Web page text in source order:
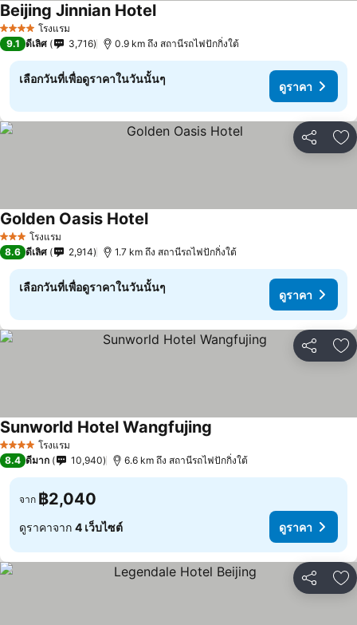
4 ดาว โรงแรม
Beijing Jinnian Hotelดูราคา
9.1 ดีเลิศ 3,716 0.9 km ถึง สถานีรถไฟปักกิ่งใต้
เลือกวันที่เพื่อดูราคาในวันนั้นๆ
ดูราคา
แชร์ เ
3 ดาว โรงแรม
Golden Oasis Hotelดูราคา
8.6 ดีเลิศ 2,914 1.7 km ถึง สถานีรถไฟปักกิ่งใต้
เลือกวันที่เพื่อดูราคาในวันนั้นๆ
ดูราคา
แชร์ เ
4 ดาว โรงแรม
Sunworld Hotel Wangfujing
8.4 ดีมาก 10,940 6.6 km ถึง สถานีรถไฟปักกิ่งใต้
จาก ฿2,040
ดูราคาจาก 4 เว็บไซต์ ดูราคา
แชร์ เ